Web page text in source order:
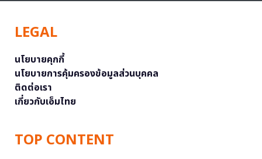
LEGAL
นโยบายคุกกี้
นโยบายการคุ้มครองข้อมูลส่วนบุคคล
ติดต่อเรา
เกี่ยวกับเอ็มไทย
TOP CONTENT